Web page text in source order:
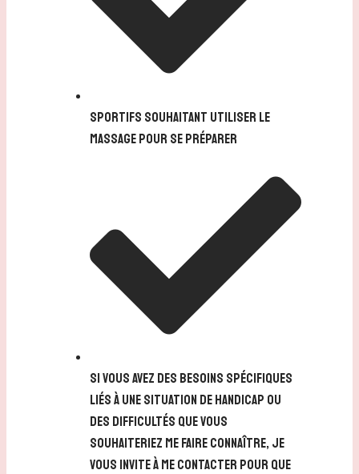
Sportifs souhaitant utiliser le
massage pour se préparer
Si vous avez des besoins spécifiques
liés à une situation de handicap ou
des difficultés que vous
souhaiteriez me faire connaître, je
vous invite à me contacter pour que